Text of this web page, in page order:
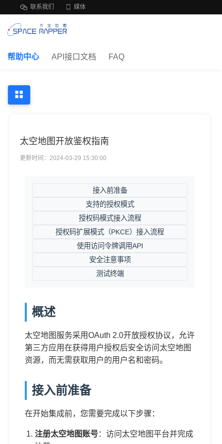
联系我们 媒体
帮助中心 API接口文档 FAQ
太空地图开放鉴权指南
更新时间：2024-03-29 15:30:00
接入前准备
支持的授权模式
授权码模式接入流程
授权码扩展模式（PKCE）接入流程
使用访问令牌调用API
安全注意事项
测试终端
概述
太空地图服务采用OAuth 2.0开放授权协议，允许
第三方应用在获得用户授权后安全访问太空地图
资源，而无需获取用户的用户名和密码。
接入前准备
在开始集成前，您需要完成以下步骤：
注册太空地图账号：访问太空地图平台并完成